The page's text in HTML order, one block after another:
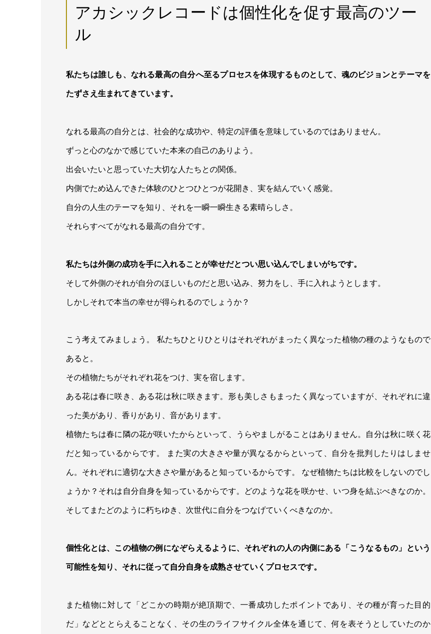
アカシックレコードは個性化を促す最高のツー
ル
私たちは誰しも、なれる最高の自分へ至るプロセスを体現するものとして、魂のビジョンとテーマを
たずさえ生まれてきています。
なれる最高の自分とは、社会的な成功や、特定の評価を意味しているのではありません。
ずっと心のなかで感じていた本来の自己のありよう。
出会いたいと思っていた大切な人たちとの関係。
内側でため込んできた体験のひとつひとつが花開き、実を結んでいく感覚。
自分の人生のテーマを知り、それを一瞬一瞬生きる素晴らしさ。
それらすべてがなれる最高の自分です。
私たちは外側の成功を手に入れることが幸せだとつい思い込んでしまいがちです。
そして外側のそれが自分のほしいものだと思い込み、努力をし、手に入れようとします。
しかしそれで本当の幸せが得られるのでしょうか？
こう考えてみましょう。 私たちひとりひとりはそれぞれがまったく異なった植物の種のようなもので
あると。
その植物たちがそれぞれ花をつけ、実を宿します。
ある花は春に咲き、ある花は秋に咲きます。形も美しさもまったく異なっていますが、それぞれに違
った美があり、香りがあり、音があります。
植物たちは春に隣の花が咲いたからといって、うらやましがることはありません。自分は秋に咲く花
だと知っているからです。 また実の大きさや量が異なるからといって、自分を批判したりはしませ
ん。それぞれに適切な大きさや量があると知っているからです。 なぜ植物たちは比較をしないのでし
ょうか？それは自分自身を知っているからです。どのような花を咲かせ、いつ身を結ぶべきなのか。
そしてまたどのように朽ちゆき、次世代に自分をつなげていくべきなのか。
個性化とは、この植物の例になぞらえるように、それぞれの人の内側にある「こうなるもの」という
可能性を知り、それに従って自分自身を成熟させていくプロセスです。
また植物に対して「どこかの時期が絶頂期で、一番成功したポイントであり、その種が育った目的
だ」などととらえることなく、その生のライフサイクル全体を通じて、何を表そうとしていたのか